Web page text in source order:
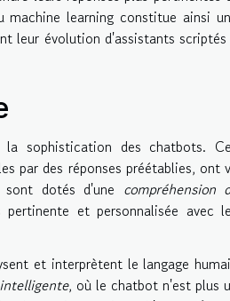
learning constitue ainsi
leur évolution d'assistants
sophistication des chatbots.
par des réponses préétablies, ont
sont dotés d'une compréhension
et personnalisée avec
et interprètent le langage
, où le chatbot n'est plus